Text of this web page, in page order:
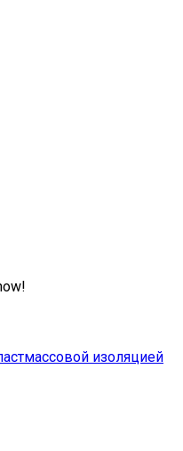
изоляцией